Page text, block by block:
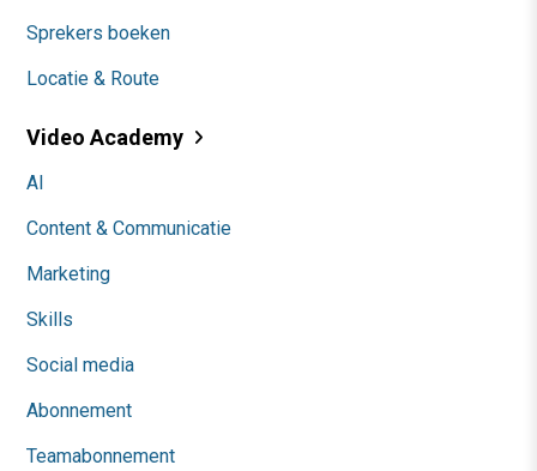
Sprekers boeken
Locatie & Route
Video Academy
AI
Content & Communicatie
Marketing
Skills
Social media
Abonnement
Teamabonnement